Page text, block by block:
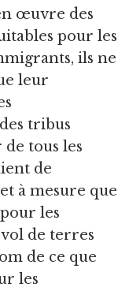
œuvre des
pour les
ils ne
leur
tribus
tous les
de
à mesure que
les
de terres
de ce que
les